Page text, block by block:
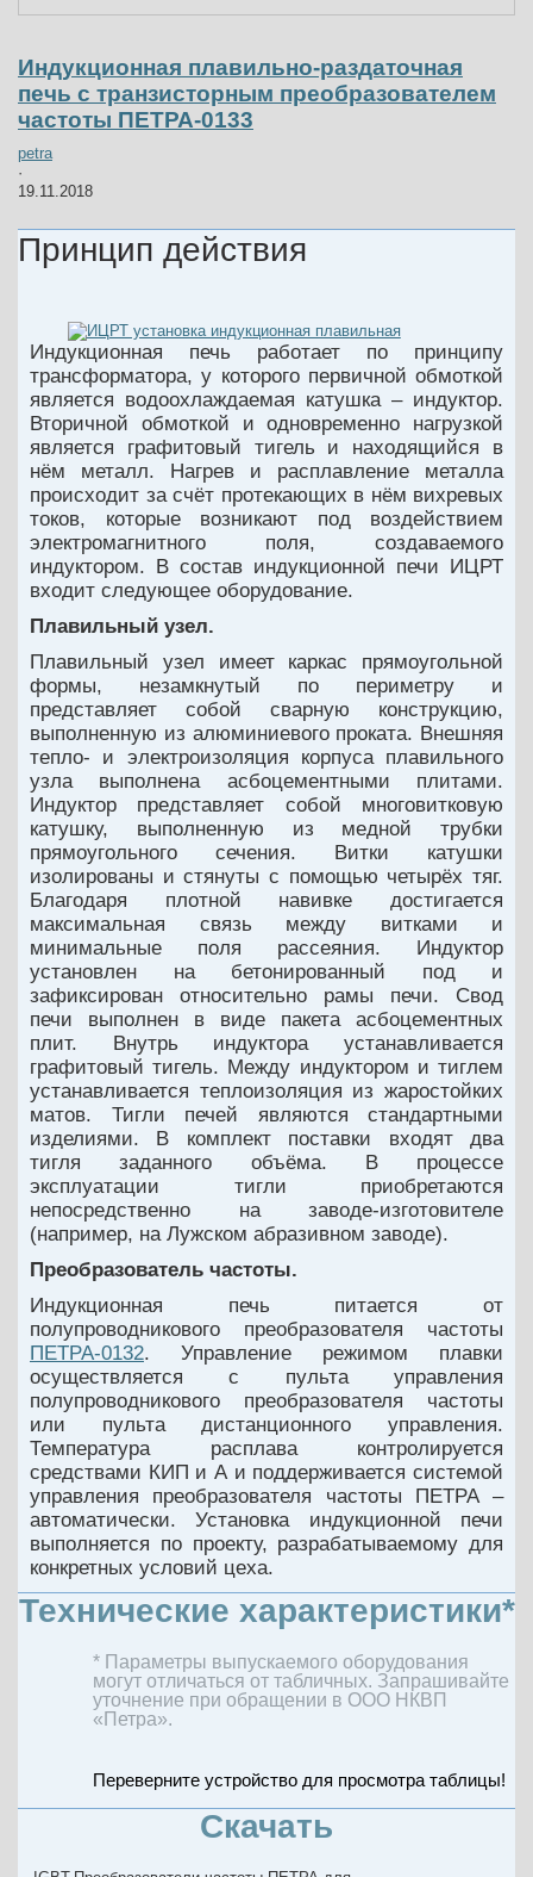
Индукционная плавильно-раздаточная
печь с транзисторным преобразователем
частоты ПЕТРА-0133
petra
·
19.11.2018
Принцип действия
Индукционная печь работает по принципу
трансформатора, у которого первичной обмоткой
является водоохлаждаемая катушка – индуктор.
Вторичной обмоткой и одновременно нагрузкой
является графитовый тигель и находящийся в
нём металл. Нагрев и расплавление металла
происходит за счёт протекающих в нём вихревых
токов, которые возникают под воздействием
электромагнитного поля, создаваемого
индуктором. В состав индукционной печи ИЦРТ
входит следующее оборудование.
Плавильный узел.
Плавильный узел имеет каркас прямоугольной
формы, незамкнутый по периметру и
представляет собой сварную конструкцию,
выполненную из алюминиевого проката. Внешняя
тепло- и электроизоляция корпуса плавильного
узла выполнена асбоцементными плитами.
Индуктор представляет собой многовитковую
катушку, выполненную из медной трубки
прямоугольного сечения. Витки катушки
изолированы и стянуты с помощью четырёх тяг.
Благодаря плотной навивке достигается
максимальная связь между витками и
минимальные поля рассеяния. Индуктор
установлен на бетонированный под и
зафиксирован относительно рамы печи. Свод
печи выполнен в виде пакета асбоцементных
плит. Внутрь индуктора устанавливается
графитовый тигель. Между индуктором и тиглем
устанавливается теплоизоляция из жаростойких
матов. Тигли печей являются стандартными
изделиями. В комплект поставки входят два
тигля заданного объёма. В процессе
эксплуатации тигли приобретаются
непосредственно на заводе-изготовителе
(например, на Лужском абразивном заводе).
Преобразователь частоты.
Индукционная печь питается от
полупроводникового преобразователя частоты
ПЕТРА-0132. Управление режимом плавки
осуществляется с пульта управления
полупроводникового преобразователя частоты
или пульта дистанционного управления.
Температура расплава контролируется
средствами КИП и А и поддерживается системой
управления преобразователя частоты ПЕТРА –
автоматически. Установка индукционной печи
выполняется по проекту, разрабатываемому для
конкретных условий цеха.
Технические характеристики*
* Параметры выпускаемого оборудования
могут отличаться от табличных. Запрашивайте
уточнение при обращении в ООО НКВП
«Петра».
Скачать